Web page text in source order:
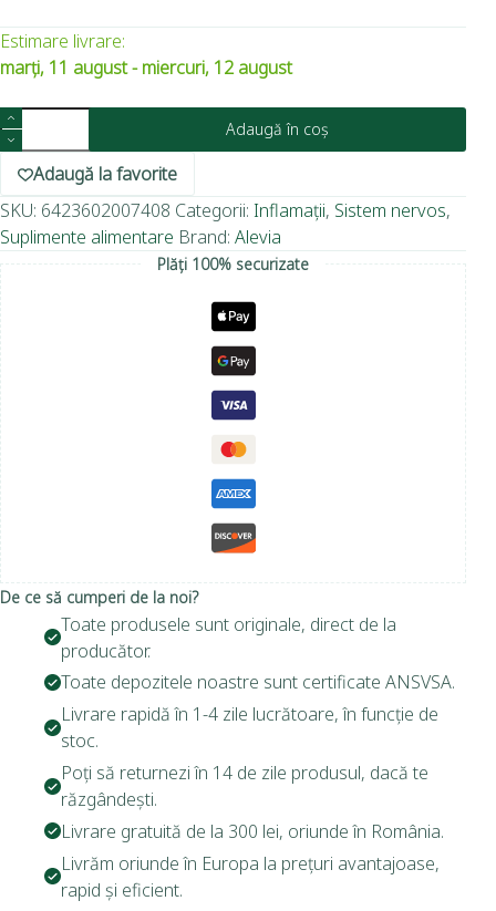
Estimare livrare:
marți, 11 august - miercuri, 12 august
Adaugă în coș
Adaugă la favorite
SKU: 6423602007408 Categorii: Inflamații, Sistem nervos,
Suplimente alimentare Brand: Alevia
Plăți 100% securizate
De ce să cumperi de la noi?
Toate produsele sunt originale, direct de la
producător.
Toate depozitele noastre sunt certificate ANSVSA.
Livrare rapidă în 1-4 zile lucrătoare, în funcție de
stoc.
Poți să returnezi în 14 de zile produsul, dacă te
răzgândești.
Livrare gratuită de la 300 lei, oriunde în România.
Livrăm oriunde în Europa la prețuri avantajoase,
rapid și eficient.